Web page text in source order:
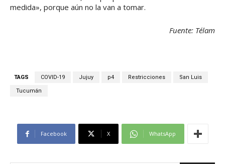
medida», porque aún no la van a tomar.
Fuente: Télam
TAGS COVID-19 Jujuy p4 Restricciones San Luis
Tucumán
Facebook X WhatsApp